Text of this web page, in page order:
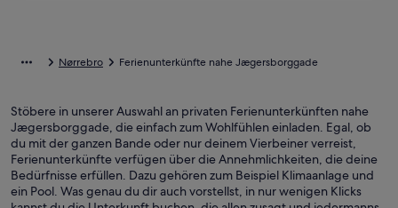
Nørrebro Ferienunterkünfte nahe Jægersborggade
Stöbere in unserer Auswahl an privaten Ferienunterkünften nahe
Jægersborggade, die einfach zum Wohlfühlen einladen. Egal, ob
du mit der ganzen Bande oder nur deinem Vierbeiner verreist,
Ferienunterkünfte verfügen über die Annehmlichkeiten, die deine
Bedürfnisse erfüllen. Dazu gehören zum Beispiel Klimaanlage und
ein Pool. Was genau du dir auch vorstellst, in nur wenigen Klicks